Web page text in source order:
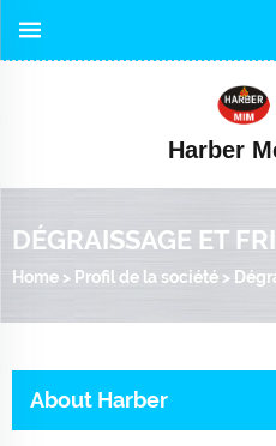
Harber
DÉGRAISSAGE ET
Home > Profil de la société >
About Harber